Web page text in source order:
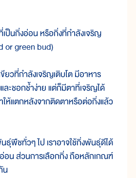
กิ่งอ่อน หรือกิ่งที่กำลังเจริญ
or green bud)
ที่กำลังเจริญเติบโต มีอาหาร
ละชอกช้ำง่าย แต่ก็มีตาที่เจริญได้
ให้แตกหลังจากติดตาหรือต่อกิ่งแล้ว
ธุ์พืชทั่วๆ ไป เราอาจใช้กิ่งพันธุ์ดีได้
อ่อน ส่วนการเลือกกิ่ง ถือหลักเกณฑ์
น